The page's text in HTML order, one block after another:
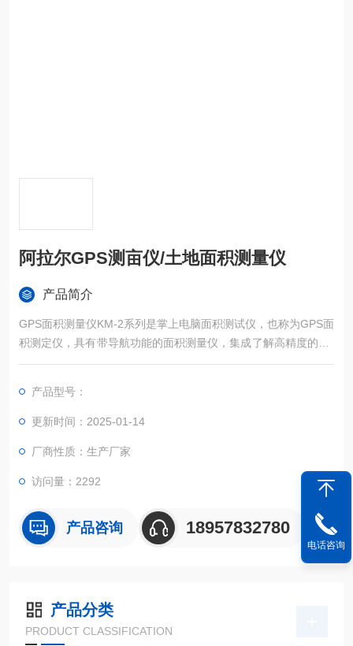
阿拉尔GPS测亩仪/土地面积测量仪
产品简介
GPS面积测量仪KM-2系列是掌上电脑面积测试仪，也称为GPS面
积测定仪，具有带导航功能的面积测量仪，集成了解高精度的GP
S定位系统、精确的面积计算方法和智能化的掌上电脑系统，能
产品型号：
更新时间：2025-01-14
厂商性质：生产厂家
访问量：2292
产品咨询 18957832780
产品分类
PRODUCT CLASSIFICATION
电话咨询